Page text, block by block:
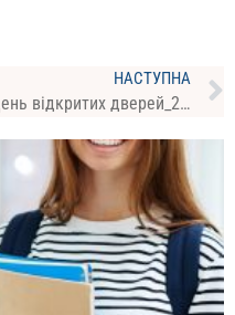
НАСТУПНА
День відкритих дверей_24 листопада 2024 року